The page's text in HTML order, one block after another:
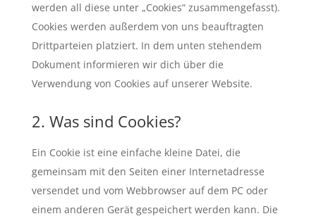
werden all diese unter „Cookies“ zusammengefasst).
Cookies werden außerdem von uns beauftragten
Drittparteien platziert. In dem unten stehendem
Dokument informieren wir dich über die
Verwendung von Cookies auf unserer Website.
2. Was sind Cookies?
Ein Cookie ist eine einfache kleine Datei, die
gemeinsam mit den Seiten einer Internetadresse
versendet und vom Webbrowser auf dem PC oder
einem anderen Gerät gespeichert werden kann. Die